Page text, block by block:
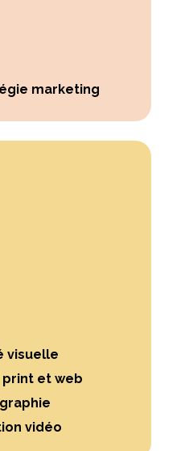
marketing
visuelle
print et web
vidéo